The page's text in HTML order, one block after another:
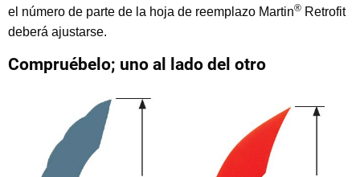
el número de parte de la hoja de reemplazo Martin® Retrofit
deberá ajustarse.
Compruébelo; uno al lado del otro